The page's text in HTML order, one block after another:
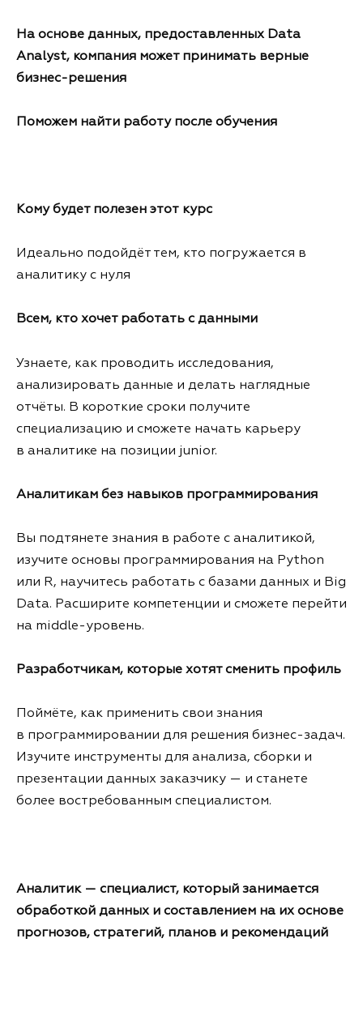
На основе данных, предоставленных Data
Analyst, компания может принимать верные
бизнес-решения
Поможем найти работу после обучения
Кому будет полезен этот курс
Идеально подойдёт тем, кто погружается в
аналитику с нуля
Всем, кто хочет работать с данными
Узнаете, как проводить исследования,
анализировать данные и делать наглядные
отчёты. В короткие сроки получите
специализацию и сможете начать карьеру
в аналитике на позиции junior.
Аналитикам без навыков программирования
Вы подтянете знания в работе с аналитикой,
изучите основы программирования на Python
или R, научитесь работать с базами данных и Big
Data. Расширите компетенции и сможете перейти
на middle-уровень.
Разработчикам, которые хотят сменить профиль
Поймёте, как применить свои знания
в программировании для решения бизнес-задач.
Изучите инструменты для анализа, сборки и
презентации данных заказчику — и станете
более востребованным специалистом.
Аналитик — специалист, который занимается
обработкой данных и составлением на их основе
прогнозов, стратегий, планов и рекомендаций